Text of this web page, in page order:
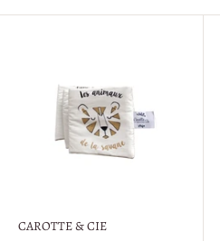
CAROTTE & CIE